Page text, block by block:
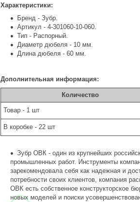
Характеристики:
Бренд - Зубр.
Артикул - 4-301060-10-060.
Тип - Распорный.
Диаметр дюбеля - 10 мм.
Длина дюбеля - 60 мм.
Дополнительная информация:
Количество
Товар - 1 шт
В коробке - 22 шт
Зубр ОВК - один из крупнейших
промышленных работ. Инструменты
зарекомендовала себя как надежная и
потребности своих клиентов, компания
ОВК есть собственное конструкторское
новых моделей и поиски